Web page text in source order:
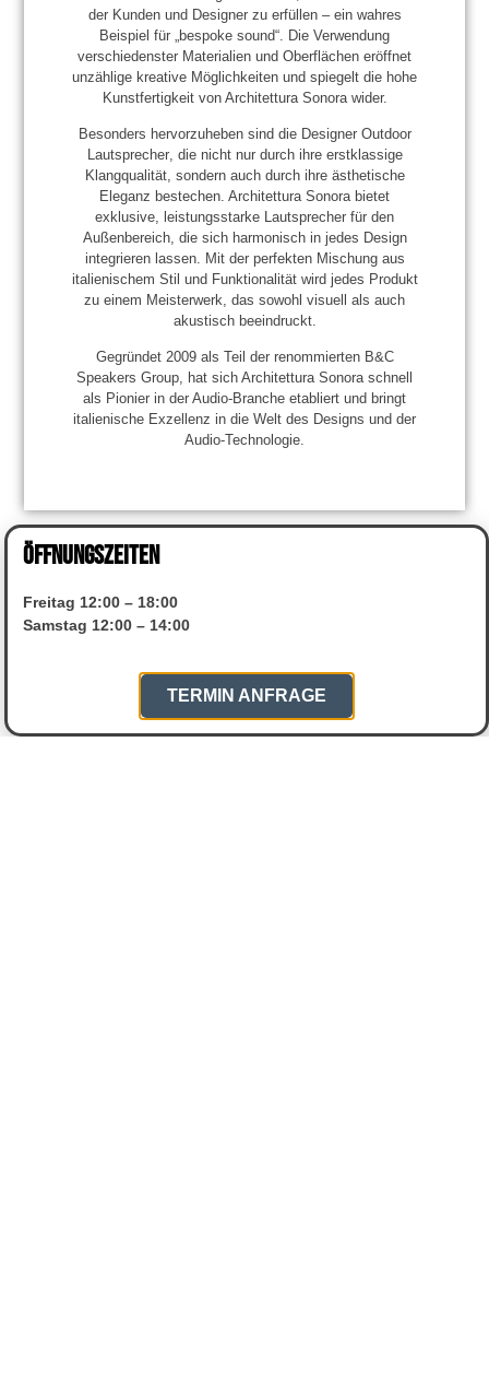
der Kunden und Designer zu erfüllen – ein wahres
Beispiel für „bespoke sound“. Die Verwendung
verschiedenster Materialien und Oberflächen eröffnet
unzählige kreative Möglichkeiten und spiegelt die hohe
Kunstfertigkeit von Architettura Sonora wider.
Besonders hervorzuheben sind die Designer Outdoor
Lautsprecher, die nicht nur durch ihre erstklassige
Klangqualität, sondern auch durch ihre ästhetische
Eleganz bestechen. Architettura Sonora bietet
exklusive, leistungsstarke Lautsprecher für den
Außenbereich, die sich harmonisch in jedes Design
integrieren lassen. Mit der perfekten Mischung aus
italienischem Stil und Funktionalität wird jedes Produkt
zu einem Meisterwerk, das sowohl visuell als auch
akustisch beeindruckt.
Gegründet 2009 als Teil der renommierten B&C
Speakers Group, hat sich Architettura Sonora schnell
als Pionier in der Audio-Branche etabliert und bringt
italienische Exzellenz in die Welt des Designs und der
Audio-Technologie.
ÖFFNUNGSZEITEN
Freitag 12:00 – 18:00
Samstag 12:00 – 14:00
TERMIN ANFRAGE